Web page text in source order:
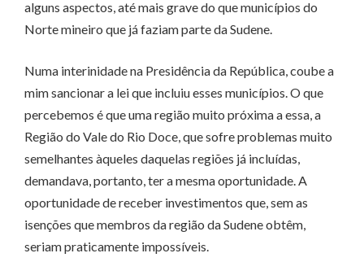
alguns aspectos, até mais grave do que municípios do
Norte mineiro que já faziam parte da Sudene.
Numa interinidade na Presidência da República, coube a
mim sancionar a lei que incluiu esses municípios. O que
percebemos é que uma região muito próxima a essa, a
Região do Vale do Rio Doce, que sofre problemas muito
semelhantes àqueles daquelas regiões já incluídas,
demandava, portanto, ter a mesma oportunidade. A
oportunidade de receber investimentos que, sem as
isenções que membros da região da Sudene obtêm,
seriam praticamente impossíveis.